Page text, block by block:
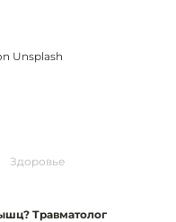
Unsplash
Здоровье
Травматолог